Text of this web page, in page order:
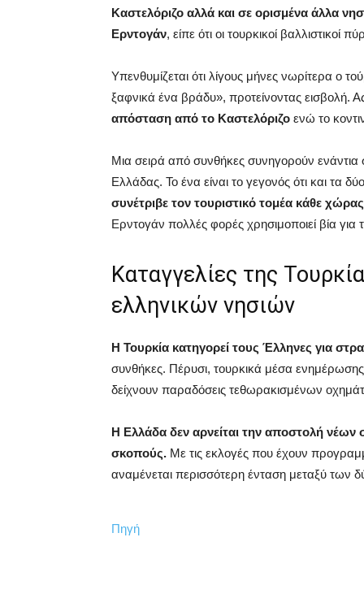
Καστελόριζο αλλά και σε ορισμένα άλλα
Ερντογάν, είπε ότι οι τουρκικοί
Υπενθυμίζεται ότι λίγους μήνες νωρίτερα ο
ξαφνικά ένα βράδυ», προτείνοντας εισβολή.
απόσταση από το Καστελόριζο ενώ το
Μια σειρά από συνθήκες συνηγορούν ενάντια
Ελλάδας. Το ένα είναι το γεγονός ότι και τα
συνέτριβε τον τουριστικό τομέα κάθε
Ερντογάν πολλές φορές χρησιμοποιεί βία
Καταγγελίες της
ελληνικών νησιών
Η Τουρκία κατηγορεί τους Έλληνες για
συνθήκες. Πέρυσι, τουρκικά μέσα
δείχνουν παραδόσεις τεθωρακισμένων
Η Ελλάδα δεν αρνείται την αποστολή νέων
σκοπούς. Με τις εκλογές που έχουν
αναμένεται περισσότερη ένταση μεταξύ των
Πηγή